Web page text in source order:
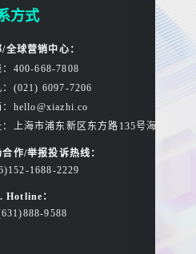
方式
全球营销中心：
：400-668-7808
：(021) 6097-7206
：hello@xiazhi.co
：上海市浦东新区东方路135号海东大楼3
作/举报投诉热线：
1688-2229
Hotline：
9588